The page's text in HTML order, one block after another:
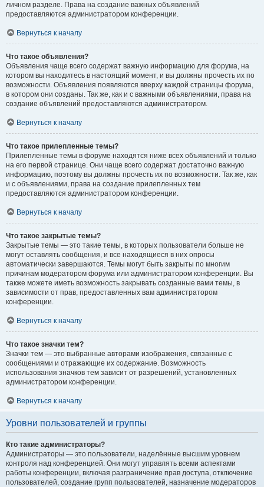
личном разделе. Права на создание важных объявлений
предоставляются администратором конференции.
Вернуться к началу
Что такое объявления?
Объявления чаще всего содержат важную информацию для форума, на
котором вы находитесь в настоящий момент, и вы должны прочесть их по
возможности. Объявления появляются вверху каждой страницы форума,
в котором они созданы. Так же, как и с важными объявлениями, права на
создание объявлений предоставляются администратором.
Вернуться к началу
Что такое прилепленные темы?
Прилепленные темы в форуме находятся ниже всех объявлений и только
на его первой странице. Они чаще всего содержат достаточно важную
информацию, поэтому вы должны прочесть их по возможности. Так же, как
и с объявлениями, права на создание прилепленных тем
предоставляются администратором конференции.
Вернуться к началу
Что такое закрытые темы?
Закрытые темы — это такие темы, в которых пользователи больше не
могут оставлять сообщения, и все находящиеся в них опросы
автоматически завершаются. Темы могут быть закрыты по многим
причинам модератором форума или администратором конференции. Вы
также можете иметь возможность закрывать созданные вами темы, в
зависимости от прав, предоставленных вам администратором
конференции.
Вернуться к началу
Что такое значки тем?
Значки тем — это выбранные авторами изображения, связанные с
сообщениями и отражающие их содержание. Возможность
использования значков тем зависит от разрешений, установленных
администратором конференции.
Вернуться к началу
Уровни пользователей и группы
Кто такие администраторы?
Администраторы — это пользователи, наделённые высшим уровнем
контроля над конференцией. Они могут управлять всеми аспектами
работы конференции, включая разграничение прав доступа, отключение
пользователей, создание групп пользователей, назначение модераторов